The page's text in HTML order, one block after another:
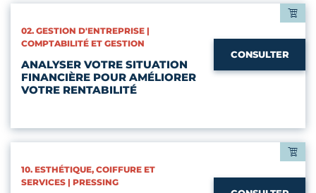
CATÉGORIES :
02. GESTION D'ENTREPRISE |
COMPTABILITÉ ET GESTION
ANALYSER VOTRE SITUATION
FINANCIÈRE POUR AMÉLIORER
VOTRE RENTABILITÉ
CONSULTER
CATÉGORIES :
10. ESTHÉTIQUE, COIFFURE ET
SERVICES | PRESSING